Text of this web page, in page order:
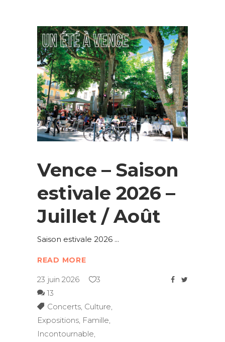
Vence – Saison
estivale 2026 –
Juillet / Août
Saison estivale 2026
READ MORE
23 juin 2026
3
13
Concerts, Culture,
Expositions, Famille,
Incontournable,